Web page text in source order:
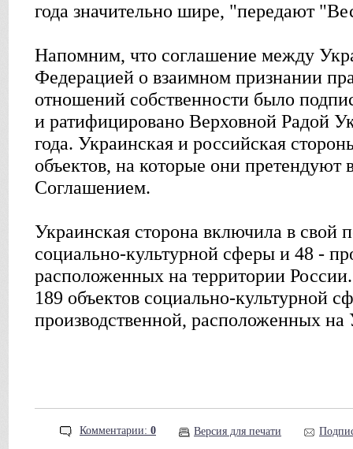
года значительно шире, "передают
Напомним, что соглашение между
Федерацией о взаимном признании
отношений собственности было
и ратифицировано Верховной Радой
года. Украинская и российская
объектов, на которые они претендуют
Соглашением.
Украинская сторона включила в свой
социально-культурной сферы и 48 -
расположенных на территории
189 объектов социально-культурной
производственной, расположенных на
Комментарии: 0 Версия для печати